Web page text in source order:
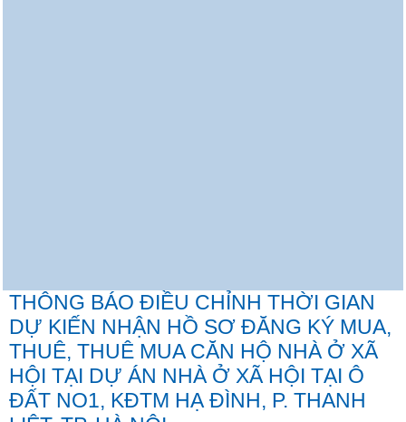
THÔNG BÁO ĐIỀU CHỈNH THỜI GIAN
DỰ KIẾN NHẬN HỒ SƠ ĐĂNG KÝ MUA,
THUÊ, THUÊ MUA CĂN HỘ NHÀ Ở XÃ
HỘI TẠI DỰ ÁN NHÀ Ở XÃ HỘI TẠI Ô
ĐẤT NO1, KĐTM HẠ ĐÌNH, P. THANH